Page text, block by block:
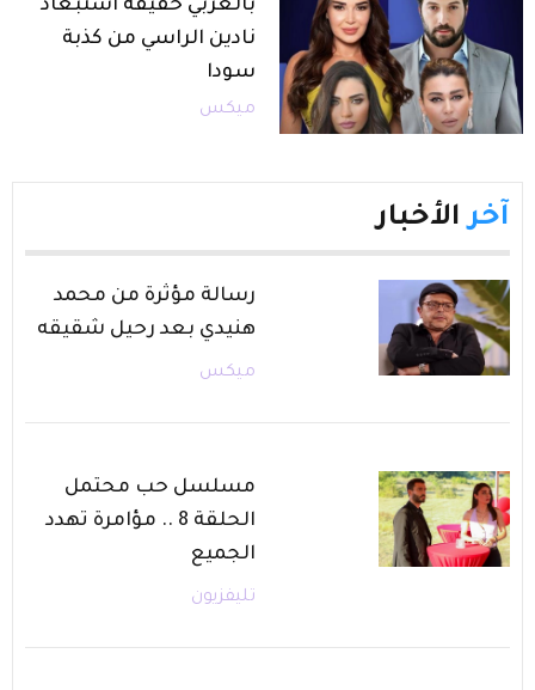
بالعربي حقيقة استبعاد
نادين الراسي من كذبة
سودا
ميكس
آخر الأخبار
رسالة مؤثرة من محمد
هنيدي بعد رحيل شقيقه
ميكس
مسلسل حب محتمل
الحلقة 8 .. مؤامرة تهدد
الجميع
تليفزيون